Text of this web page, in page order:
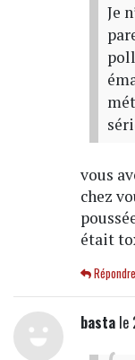
Je
vous
chez
était
Répondre
bastale